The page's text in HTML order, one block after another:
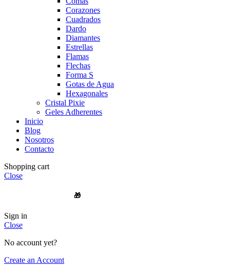
Corazones
Cuadrados
Dardo
Diamantes
Estrellas
Flamas
Flechas
Forma S
Gotas de Agua
Hexagonales
Cristal Pixie
Geles Adherentes
Inicio
Blog
Nosotros
Contacto
Shopping cart
Close
🎁
Sign in
Close
No account yet?
Create an Account